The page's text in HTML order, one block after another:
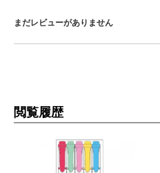
まだレビューがありません
閲覧履歴